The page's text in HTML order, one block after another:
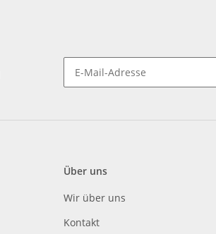
Über uns
Wir über uns
Kontakt